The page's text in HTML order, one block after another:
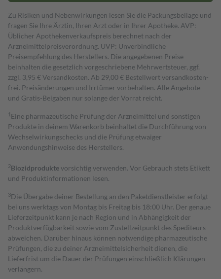
Zu Risiken und Nebenwirkungen lesen Sie die Packungsbeilage und
fragen Sie Ihre Ärztin, Ihren Arzt oder in Ihrer Apotheke. AVP:
Üblicher Apothekenverkaufspreis berechnet nach der
Arzneimittelpreisverordnung. UVP: Unverbindliche
Preisempfehlung des Herstellers. Die angegebenen Preise
beinhalten die gesetzlich vorgeschriebene Mehrwertsteuer, ggf.
zzgl. 3,95 € Versandkosten. Ab 29,00 € Bestell­wert versand­kosten­
frei. Preisänderungen und Irrtümer vorbehalten. Alle Angebote
und Gratis-Beigaben nur solange der Vorrat reicht.
1 Eine pharmazeutische Prüfung der Arzneimittel und sonstigen
Produkte in deinem Warenkorb beinhaltet die Durchführung von
Wechselwirkungschecks und die Prüfung etwaiger
Anwendungshinweise des Herstellers.
2Biozidproduktevorsichtig verwenden. Vor Gebrauch stets Etikett
und Produktinformationen lesen.
3Die Übergabe deiner Bestellung an den Paketdienstleister erfolgt
bei uns werktags von Montag bis Freitag bis 18:00 Uhr. Der genaue
Lieferzeitpunkt kann je nach Region und in Abhängigkeit der
Produktverfügbarkeit sowie vom Zustellzeitpunkt des Spediteurs
abweichen. Darüber hinaus können notwendige pharmazeutische
Prüfungen, die zu deiner Arzneimittelsicherheit dienen, die
Lieferfrist um die Dauer der Prüfungen einschließlich Klärungen
verlängern.